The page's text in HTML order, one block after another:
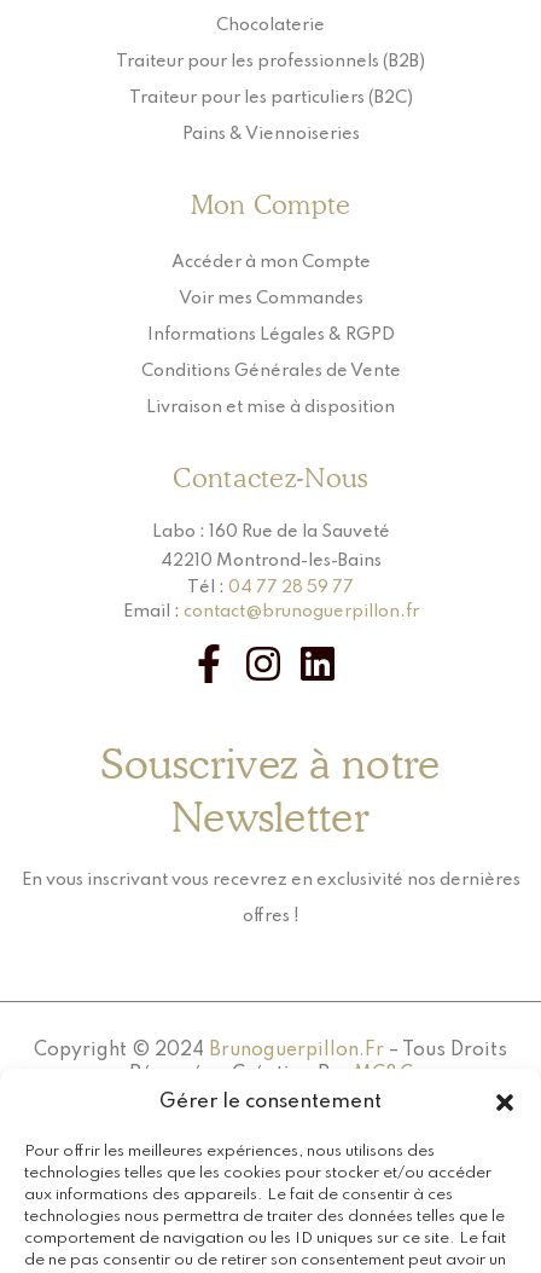
Gérer le consentement
Pour offrir les meilleures expériences, nous utilisons des
technologies telles que les cookies pour stocker et/ou accéder
aux informations des appareils. Le fait de consentir à ces
technologies nous permettra de traiter des données telles que le
comportement de navigation ou les ID uniques sur ce site. Le fait
de ne pas consentir ou de retirer son consentement peut avoir un
Chocolaterie
Traiteur pour les professionnels (B2B)
Traiteur pour les particuliers (B2C)
Pains & Viennoiseries
Mon Compte
Accéder à mon Compte
Voir mes Commandes
Informations Légales & RGPD
Conditions Générales de Vente
Livraison et mise à disposition
Contactez-Nous
Labo : 160 Rue de la Sauveté
42210 Montrond-les-Bains
Tél : 04 77 28 59 77
Email : contact@brunoguerpillon.fr
Souscrivez à notre
Newsletter
En vous inscrivant vous recevrez en exclusivité nos dernières
offres !
Copyright © 2024 Brunoguerpillon.fr – Tous Droits
Réservés – Création Par
MC&C